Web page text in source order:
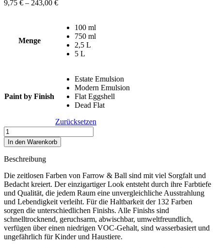
9,75 € – 243,00 €Preisspanne:
243,00 €
Menge
100 ml
750 ml
2,5 L
5 L
Paint by Finish
Estate Emulsion
Modern Emulsion
Flat Eggshell
Dead Flat
Zurücksetzen
Vardo
No.
288
Menge
In den Warenkorb
Beschreibung
Die zeitlosen Farben von Farrow & Ball sind mit viel Sorgfalt und
Bedacht kreiert. Der einzigartiger Look entsteht durch ihre Farbtiefe
und Qualität, die jedem Raum eine unvergleichliche Ausstrahlung
und Lebendigkeit verleiht. Für die Haltbarkeit der 132 Farben
sorgen die unterschiedlichen Finishs. Alle Finishs sind
schnelltrocknend, geruchsarm, abwischbar, umweltfreundlich,
verfügen über einen niedrigen VOC-Gehalt, sind wasserbasiert und
ungefährlich für Kinder und Haustiere.